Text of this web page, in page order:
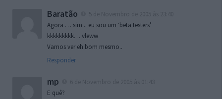
Baratão
Agora … sim .. eu sou um ‘beta testers’
kkkkkkkkk… vleww
Vamos ver eh bom mesmo..
Responder
mp
E quê?